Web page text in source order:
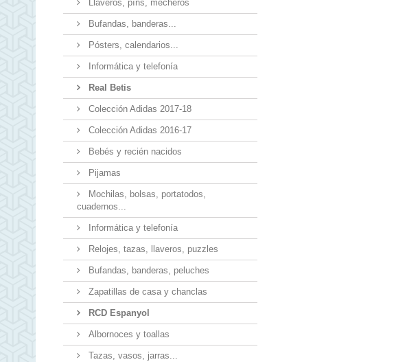
Llaveros, píns, mecheros
Bufandas, banderas...
Pósters, calendarios...
Informática y telefonía
Real Betis
Colección Adidas 2017-18
Colección Adidas 2016-17
Bebés y recién nacidos
Pijamas
Mochilas, bolsas, portatodos,
cuadernos...
Informática y telefonía
Relojes, tazas, llaveros, puzzles
Bufandas, banderas, peluches
Zapatillas de casa y chanclas
RCD Espanyol
Albornoces y toallas
Tazas, vasos, jarras...